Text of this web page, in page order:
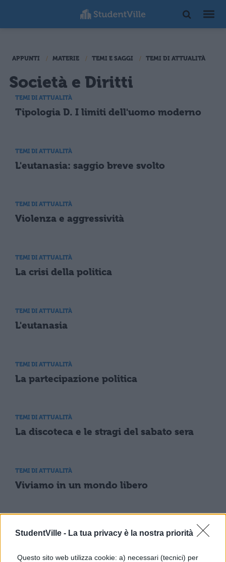
StudentVille - La tua privacy è la nostra priorità
Questo sito web utilizza cookie: a) necessari (tecnici) per
APPUNTI MATERIE TEMI E SAGGI TEMI DI ATTUALITÀ
Società e Diritti
TEMI DI ATTUALITÀ
Tipologia D. I limiti dell'uomo moderno
TEMI DI ATTUALITÀ
L'eutanasia: saggio breve svolto
TEMI DI ATTUALITÀ
Violenza e aggressività
TEMI DI ATTUALITÀ
La crisi della politica
TEMI DI ATTUALITÀ
L'eutanasia
TEMI DI ATTUALITÀ
La partecipazione politica
TEMI DI ATTUALITÀ
La discoteca e le stragi del sabato sera
TEMI DI ATTUALITÀ
Viviamo in un mondo libero
La violenza negli stadi